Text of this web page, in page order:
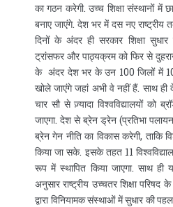
का गठन करेगी. उच्च शिक्षा संस्थानों में
बनाए जाएंगे. देश भर में दस नए राष्ट्रीय
दिनों के अंदर ही सरकार शिक्षा
ट्रांसफर और पाठ्यक्रम को फिर से
के अंदर देश भर के उन 100 जिलों में
खोले जाएंगे जहां अभी वे नहीं हैं. साथ
चार सौ से ज़्यादा विश्वविद्यालयों को
जाएगा. देश से ब्रेन ड्रेन (प्रतिभा
ब्रेन गेन नीति का विकास करेगी, ताकि
किया जा सके. इसके तहत 11
रूप में स्थापित किया जाएगा. साथ ही
अनुसार राष्ट्रीय उच्चतर शिक्षा परिषद
द्वारा विनियामक संस्थाओं में सुधार की